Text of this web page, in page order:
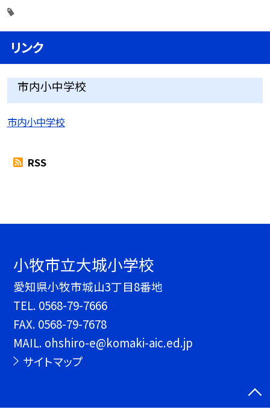
リンク
市内小中学校
市内小中学校
RSS
小牧市立大城小学校
愛知県小牧市城山3丁目8番地
TEL. 0568-79-7666
FAX. 0568-79-7678
MAIL. ohshiro-e@komaki-aic.ed.jp
サイトマップ